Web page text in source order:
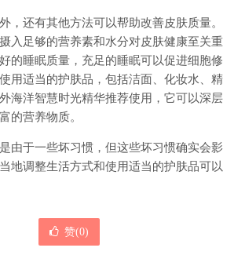
，还有其他方法可以帮助改善皮肤质量。
入足够的营养素和水分对皮肤健康至关重
的睡眠质量，充足的睡眠可以促进细胞修
用适当的护肤品，包括洁面、化妆水、精
海洋智慧时光精华推荐使用，它可以深层
的营养物质。
由于一些坏习惯，但这些坏习惯确实会影
地调整生活方式和使用适当的护肤品可以
赞(0)